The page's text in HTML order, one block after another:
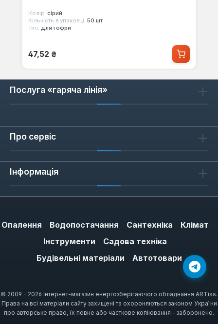
Колір: сірий
Кількість в упаковці: 50 шт
Тип: для гофри
Звичайна ціна:
47,52 ₴
Послуга «гаряча лінія»
Про сервіс
Інформація
Опалення Водопостачання Сантехніка
Клімат
Інструменти
Садова техніка
Будівельні матеріали
Автотовари
© 2009 - 2026 Інтернет-магазин енергозберігаючого обладнання ARTiss.
Права на всі матеріали сайту захищені та охороняються законом України
про авторське право, їх повне або часткове копіювання – заборонено.